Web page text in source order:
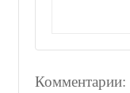
Комментарии: